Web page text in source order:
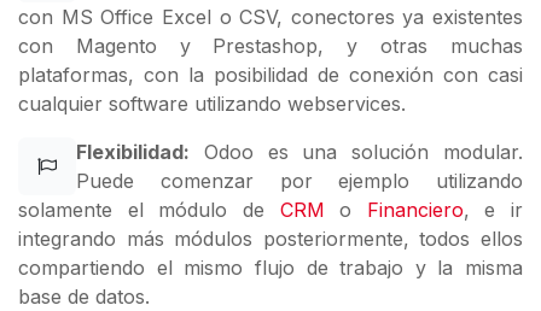
con MS Office Excel o CSV, conectores ya existentes
con Magento y Prestashop, y otras muchas
plataformas, con la posibilidad de conexión con casi
cualquier software utilizando webservices.
Flexibilidad: Odoo es una solución modular.
Puede comenzar por ejemplo utilizando
solamente el módulo de CRM o Financiero, e ir
integrando más módulos posteriormente, todos ellos
compartiendo el mismo flujo de trabajo y la misma
base de datos.